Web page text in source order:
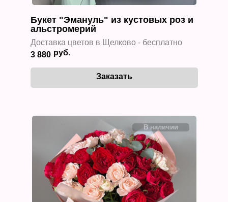
Букет "Эмануль" из кустовых роз и
альстромерий
Доставка цветов в Щелково - бесплатно
3 880